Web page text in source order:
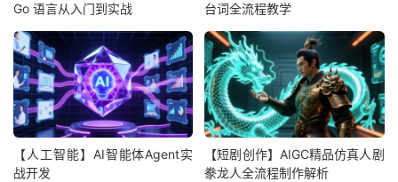
Go 语言从入门到实战
台词全流程教学
【人工智能】AI智能体Agent实
战开发
【短剧创作】AIGC精品仿真人剧
豢龙人全流程制作解析